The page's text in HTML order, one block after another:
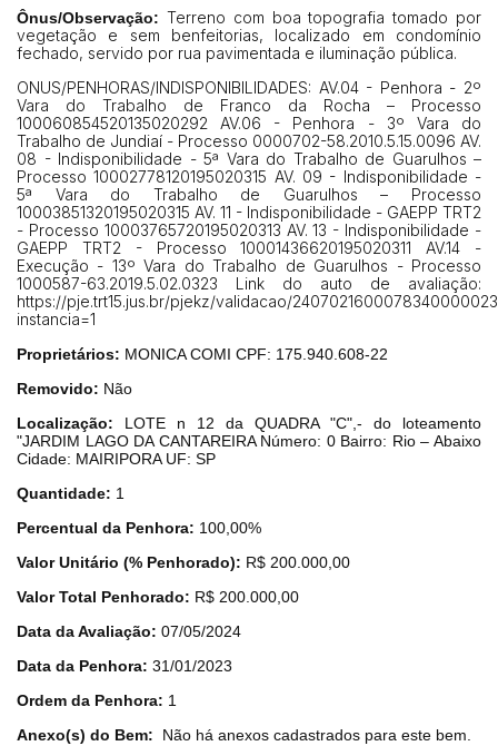
Ônus/Observação: Terreno com boa topografia tomado por
vegetação e sem benfeitorias, localizado em condomínio
fechado, servido por rua pavimentada e iluminação pública.
ONUS/PENHORAS/INDISPONIBILIDADES: AV.04 - Penhora - 2º
Vara do Trabalho de Franco da Rocha – Processo
100060854520135020292 AV.06 - Penhora - 3º Vara do
Trabalho de Jundiaí - Processo 0000702-58.2010.5.15.0096 AV.
08 - Indisponibilidade - 5ª Vara do Trabalho de Guarulhos –
Processo 10002778120195020315 AV. 09 - Indisponibilidade -
5ª Vara do Trabalho de Guarulhos – Processo
10003851320195020315 AV. 11 - Indisponibilidade - GAEPP TRT2
- Processo 10003765720195020313 AV. 13 - Indisponibilidade -
GAEPP TRT2 - Processo 10001436620195020311 AV.14 -
Execução - 13º Vara do Trabalho de Guarulhos - Processo
1000587-63.2019.5.02.0323 Link do auto de avaliação:
https://pje.trt15.jus.br/pjekz/validacao/
instancia=1
Proprietários: MONICA COMI CPF: 175.940.608-22
Removido: Não
Localização: LOTE n 12 da QUADRA "C",- do loteamento
"JARDIM LAGO DA CANTAREIRA Número: 0 Bairro: Rio – Abaixo
Cidade: MAIRIPORA UF: SP
Quantidade: 1
Percentual da Penhora: 100,00%
Valor Unitário (% Penhorado): R$ 200.000,00
Valor Total Penhorado: R$ 200.000,00
Data da Avaliação: 07/05/2024
Data da Penhora: 31/01/2023
Ordem da Penhora: 1
Anexo(s) do Bem:
Não há anexos cadastrados para este bem.
14/04/2025 18:43:11 TIAGOFELIPE R$ 1,00
14/04/2025 18:43:11 TIAGOFELIPE R$ 1,00
14/04/2025 18:43:11 TIAGOFELIPE R$ 1,00
Clique aqui para fazer login